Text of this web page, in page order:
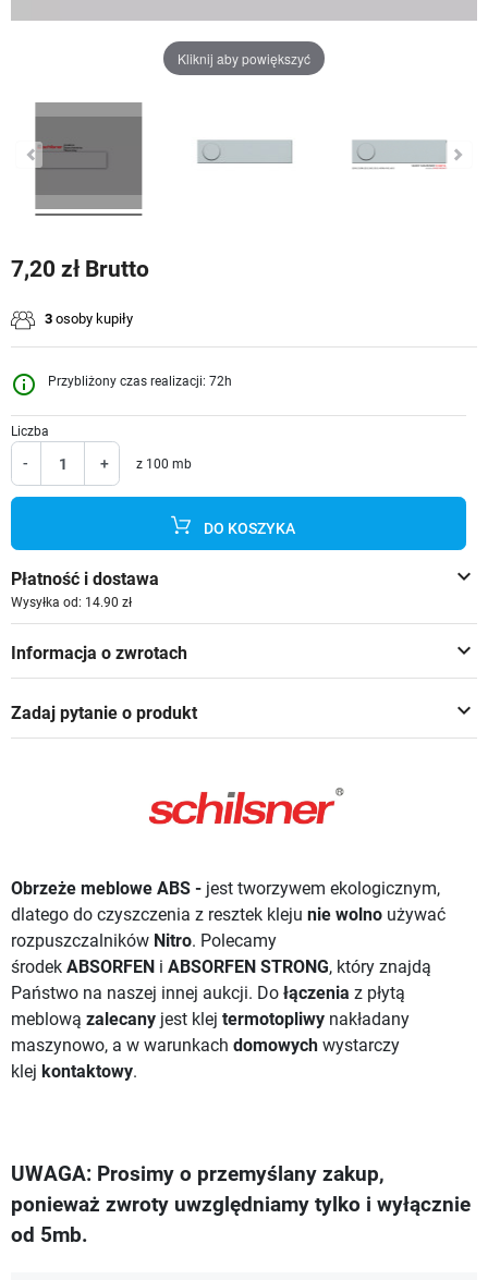
Kliknij aby powiększyć
7,20 zł Brutto
3 osoby kupiły
info_outline Przybliżony czas realizacji: 72h
Liczba
- + z 100 mb
DO KOSZYKA
keyboard_arrow_down
Płatność i dostawa
Wysyłka od: 14.90 zł
keyboard_arrow_down
Informacja o zwrotach
keyboard_arrow_down
Zadaj pytanie o produkt
Obrzeże meblowe ABS - jest tworzywem ekologicznym,
dlatego do czyszczenia z resztek kleju nie wolno używać
rozpuszczalników Nitro. Polecamy
środek ABSORFEN i ABSORFEN STRONG, który znajdą
Państwo na naszej innej aukcji. Do łączenia z płytą
meblową zalecany jest klej termotopliwy nakładany
maszynowo, a w warunkach domowych wystarczy
klej kontaktowy.
UWAGA: Prosimy o przemyślany zakup,
ponieważ zwroty uwzględniamy tylko i wyłącznie
od 5mb.